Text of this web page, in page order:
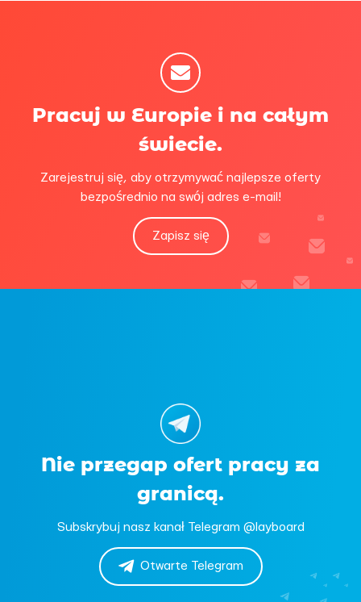
Pracuj w Europie i na całym
świecie.
Zarejestruj się, aby otrzymywać najlepsze oferty
bezpośrednio na swój adres e-mail!
Zapisz się
Nie przegap ofert pracy za
granicą.
Subskrybuj nasz kanał Telegram @layboard
Otwarte Telegram